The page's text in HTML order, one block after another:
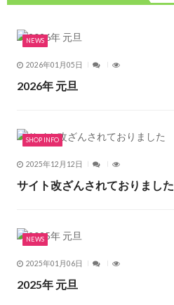
NEWS
2026年01月05日
2026年 元旦
SHOP INFO
2025年12月12日
サイト改ざんされておりました
NEWS
2025年01月06日
2025年 元旦